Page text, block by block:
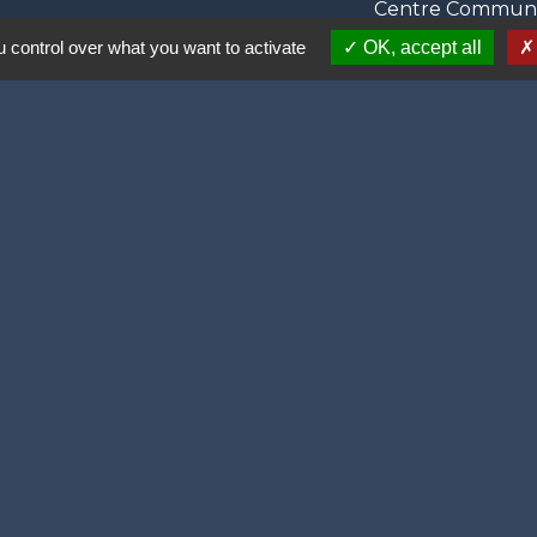
Centre
over what you want to activate OK, accept all